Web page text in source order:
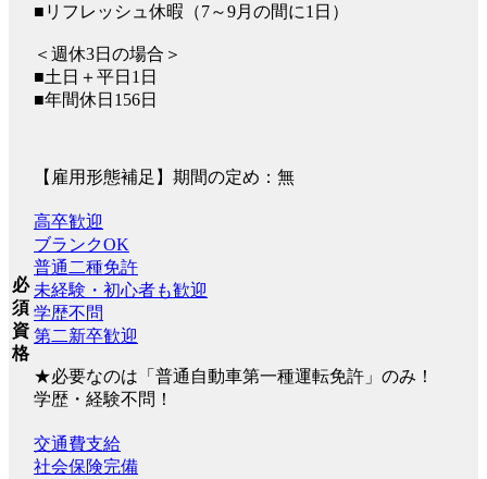
■リフレッシュ休暇（7～9月の間に1日）
＜週休3日の場合＞
■土日＋平日1日
■年間休日156日
【雇用形態補足】期間の定め：無
必
須
資
格
高卒歓迎
ブランクOK
普通二種免許
未経験・初心者も歓迎
学歴不問
第二新卒歓迎
★必要なのは「普通自動車第一種運転免許」のみ！
学歴・経験不問！
交通費支給
社会保険完備